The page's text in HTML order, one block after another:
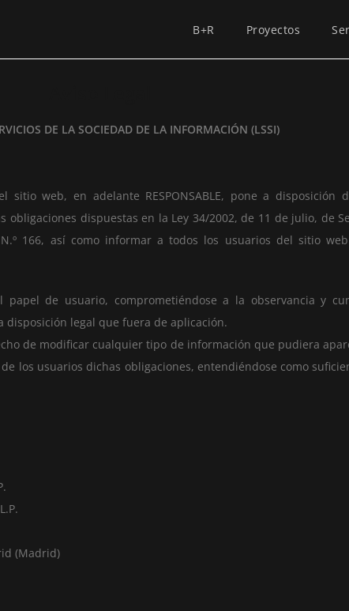
B+R Proyectos
DE LA SOCIEDAD DE LA INFORMACIÓN (LSSI)
del sitio web, en adelante RESPONSABLE, pone a
dispuestas en la Ley 34/2002, de 11 de julio, de
N.º 166, así como informar a todos los usuarios del sitio
de usuario, comprometiéndose a la observancia y
disposición legal que fuera de aplicación.
de modificar cualquier tipo de información que pudiera
los usuarios dichas obligaciones, entendiéndose como
(Madrid)